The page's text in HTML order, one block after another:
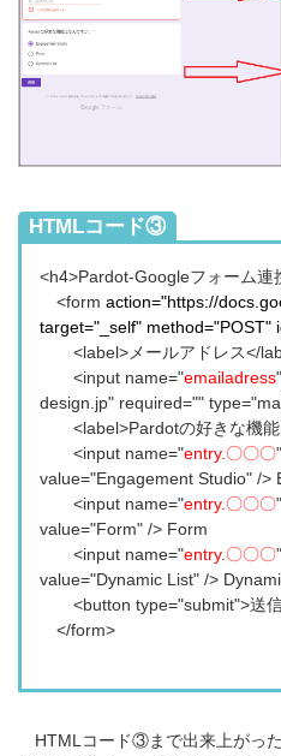
【Pardot】
HTMLコード③
<h4>Pardot-Googleフォーム連
<form action="https://
target="_self" method="POST"
<label>メールアドレス</
<input name="emailadress
design.jp" required=""
<label>Pardotの好きな機能
<input name="entry.〇〇〇
value="Engagement Studio" />
<input name="entry.〇〇〇
value="Form" /> Form
<input name="entry.〇〇〇
value="Dynamic List" />
<button type="submit">送
</form>
HTMLコード③まで出来上がっ